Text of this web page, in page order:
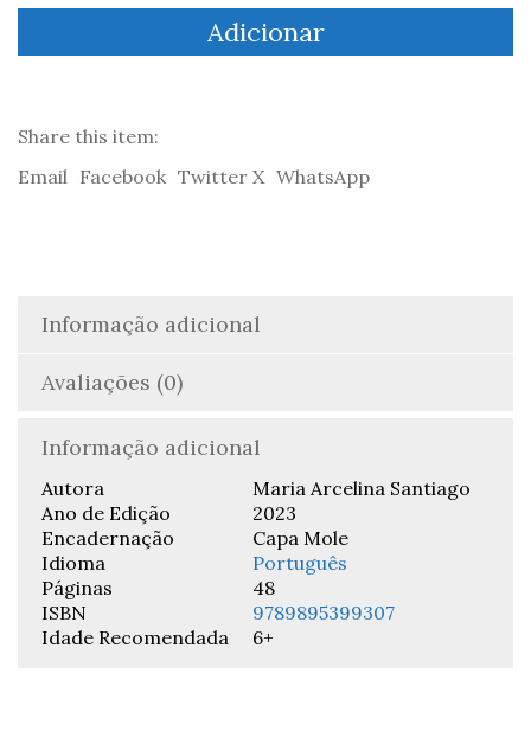
O
Jeremias
Galinha
-
Adicionar
Share this item:
Email Facebook Twitter X WhatsApp
Informação adicional
Avaliações (0)
Informação adicional
Autora
Maria Arcelina Santiago
Ano de Edição
2023
Encadernação
Capa Mole
Idioma
Português
Páginas
48
ISBN
9789895399307
Idade Recomendada
6+